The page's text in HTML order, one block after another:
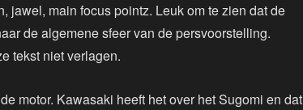
jawel, main focus pointz. Leuk om te zien dat de
de algemene sfeer van de persvoorstelling.
tekst niet verlagen.
motor. Kawasaki heeft het over het Sugomi en dat